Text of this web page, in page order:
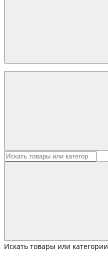
Искать товары или категории